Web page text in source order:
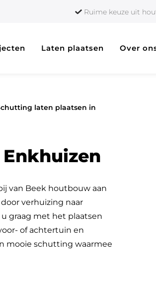
Ruime keuze uit
Laten plaatsen Over
laten plaatsen in
van Beek houtbouw aan
verhuizing naar
graag met het plaatsen
of achtertuin en
mooie schutting waarmee